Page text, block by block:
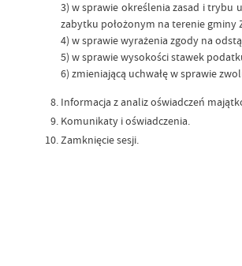
3) w sprawie określenia zasad i
zabytku położonym na terenie gminy
4) w sprawie wyrażenia zgody na
5) w sprawie wysokości stawek
6) zmieniającą uchwałę w sprawie
Informacja z analiz oświadczeń
Komunikaty i oświadczenia.
Zamknięcie sesji.